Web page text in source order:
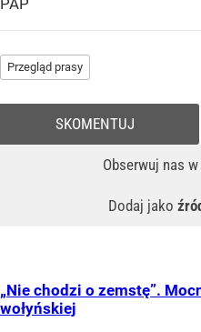
PAP
Przegląd prasy
Obserwuj nas w
Dodaj jako
SKOMENTUJ
„Nie chodzi o zemstę”.
wołyńskiej